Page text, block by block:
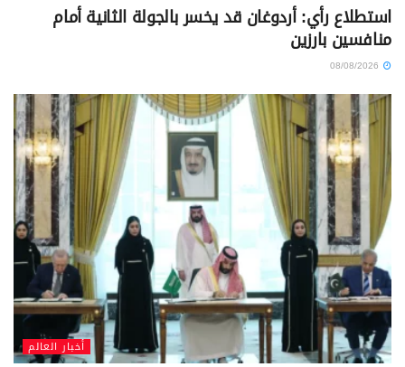
استطلاع رأي: أردوغان قد يخسر بالجولة الثانية أمام
منافسين بارزين
أخبار العالم